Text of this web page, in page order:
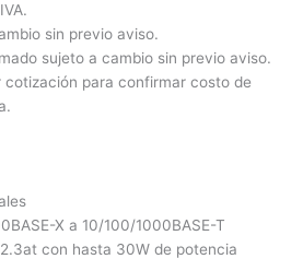
sin previo aviso.
sujeto a cambio sin previo aviso.
cotización para confirmar costo de
X a 10/100/1000BASE-T
con hasta 30W de potencia